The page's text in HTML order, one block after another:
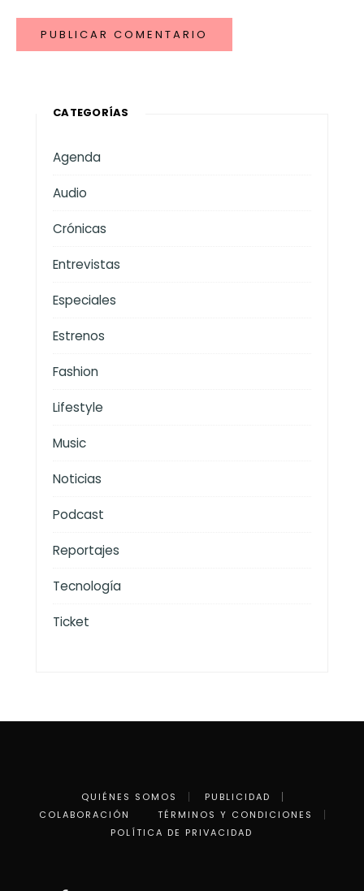
CATEGORÍAS
Agenda
Audio
Crónicas
Entrevistas
Especiales
Estrenos
Fashion
Lifestyle
Music
Noticias
Podcast
Reportajes
Tecnología
Ticket
QUIÉNES SOMOS
PUBLICIDAD
COLABORACIÓN
TÉRMINOS Y CONDICIONES
POLÍTICA DE PRIVACIDAD